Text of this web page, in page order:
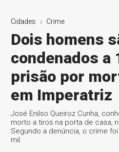
Cidades Crime
Dois homens
condenados a
prisão por
em Imperatriz
José Enilso Queiroz Cunha,
morto a tiros na porta de casa,
Segundo a denúncia, o crime
mil.